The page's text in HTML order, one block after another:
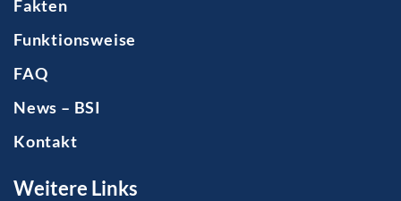
Fakten
Funktionsweise
FAQ
News – BSI
Kontakt
Weitere Links